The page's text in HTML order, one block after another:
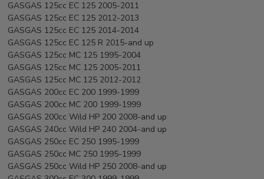
GASGAS 125cc EC 125 2005-2011
GASGAS 125cc EC 125 2012-2013
GASGAS 125cc EC 125 2014-2014
GASGAS 125cc EC 125 R 2015-and up
GASGAS 125cc MC 125 1995-2004
GASGAS 125cc MC 125 2005-2011
GASGAS 125cc MC 125 2012-2012
GASGAS 200cc EC 200 1999-1999
GASGAS 200cc MC 200 1999-1999
GASGAS 200cc Wild HP 200 2008-and up
GASGAS 240cc Wild HP 240 2004-and up
GASGAS 250cc EC 250 1995-1999
GASGAS 250cc MC 250 1995-1999
GASGAS 250cc Wild HP 250 2008-and up